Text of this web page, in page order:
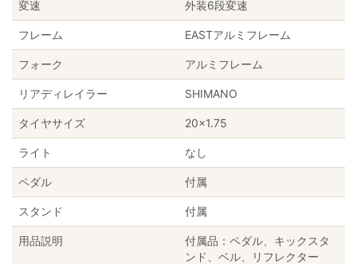
変速 外装6段変速
フレーム EASTアルミフレーム
フォーク アルミフレーム
リアディレイラー SHIMANO
タイヤサイズ 20x1.75
ライト なし
ペダル 付属
スタンド 付属
用品説明
付属品：ペダル、キックスタ
ンド、ベル、リフレクター